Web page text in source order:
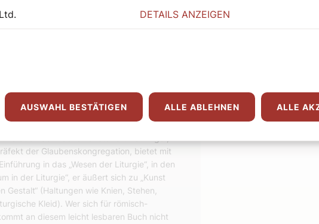
vor dem Zweiten Vatikanischen Konzil
Erstlingsbuch „Vom Geist der Liturgie“.
Liturgischen Bewegung in Deutschland.
und in ihrem Reichtum
einer solchen Wiederentdeckung der
seinem Buch „Der Geist der Liturgie“
zufällig an Guardinis Erstlingsbuch erinnert.
einer neuen „Liturgischen Bewegung“
nach dem Zweiten Vatikanischen Konzil
auch Schwächen anstoßen. Ratzinger,
der Glaubenskongregation, bietet mit
in das „Wesen der Liturgie“, in den
in der Liturgie“, er äußert sich zu „Kunst
Gestalt“ (Haltungen wie Knien, Stehen,
Kleid). Wer sich für römisch-
an diesem leicht lesbaren Buch nicht
DETAILS ANZEIGEN
AUSWAHL BESTÄTIGEN ALLE ABLEHNEN ALLE